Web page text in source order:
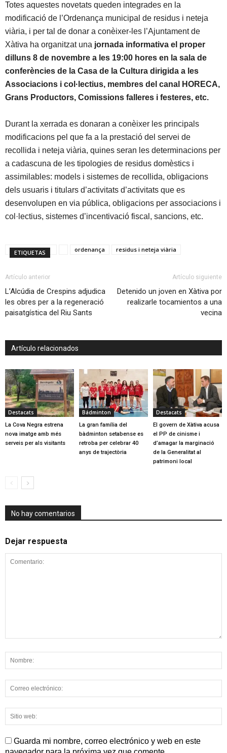
Totes aquestes novetats queden integrades en la
modificació de l’Ordenança municipal de residus i neteja
viària, i per tal de donar a conèixer-les l’Ajuntament de
Xàtiva ha organitzat una jornada informativa el proper
dilluns 8 de novembre a les 19:00 hores en la sala de
conferències de la Casa de la Cultura dirigida a les
Associacions i col·lectius, membres del canal HORECA,
Grans Productors, Comissions falleres i festeres, etc.
Durant la xerrada es donaran a conèixer les principals
modificacions pel que fa a la prestació del servei de
recollida i neteja viària, quines seran les determinacions per
a cadascuna de les tipologies de residus domèstics i
assimilables: models i sistemes de recollida, obligacions
dels usuaris i titulars d’activitats d’activitats que es
desenvolupen en via pública, obligacions per associacions i
col·lectius, sistemes d’incentivació fiscal, sancions, etc.
ETIQUETAS ordenança residus i neteja viària
Artículo anterior
L’Alcúdia de Crespins adjudica
les obres per a la regeneració
paisatgística del Riu Sants
Artículo siguiente
Detenido un joven en Xàtiva por
realizarle tocamientos a una
vecina
Artículo relacionados
Destacats
La Cova Negra estrena
nova imatge amb més
serveis per als visitants
Bádminton
La gran família del
bàdminton setabense es
retroba per celebrar 40
anys de trajectòria
Destacats
El govern de Xàtiva acusa
el PP de cinisme i
d’amagar la marginació
de la Generalitat al
patrimoni local
No hay comentarios
Dejar respuesta
Guarda mi nombre, correo electrónico y web en este